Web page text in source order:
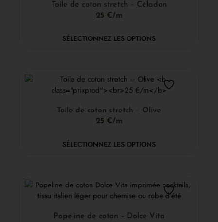
Toile de coton stretch – Céladon
25 €/m
SÉLECTIONNEZ LES OPTIONS
Toile de coton stretch – Olive
25 €/m
SÉLECTIONNEZ LES OPTIONS
Popeline de coton – Dolce Vita